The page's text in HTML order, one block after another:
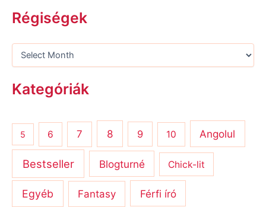
Régiségek
Kategóriák
5 6 7 8 9 10 Angolul
Bestseller Blogturné Chick-lit
Egyéb Fantasy Férfi író